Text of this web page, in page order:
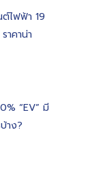
ไฟฟ้า 19
าคาน่า
“EV” มี
าง?